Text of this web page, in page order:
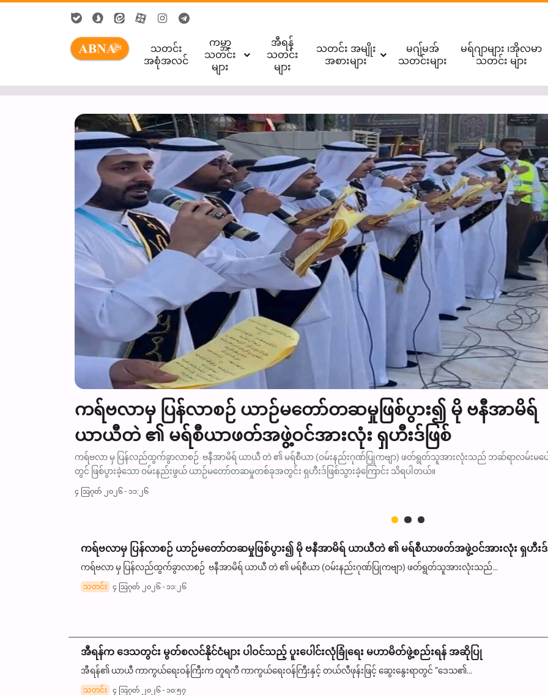
သတင်း
အစုံအလင်
ကမ္ဘာ့
သတင်း
များ
အီရန်
သတင်း
များ
သတင်း အမျိုး
အစားများ
မဂျ်မအ်
သတင်းများ
မရ်ဂျာများ ၊အိုလမာ
သတင်း များ
ကရ်ဗလာမှ ပြန်လာစဉ် ယာဉ်မတော်တဆမှုဖြစ်ပွား၍ မို ဗနီအာမိရ်
ယာယီတဲ ၏ မရ်စီယာဖတ်အဖွဲ့ဝင်အားလုံး ရှဟီးဒ်ဖြစ်
ကရ်ဗလာ မှ ပြန်လည်ထွက်ခွာလာစဉ် ဗနီအာမိရ် ယာယီ တဲ ၏ မရ်စီယာ (ဝမ်းနည်းဂုဏ်ပြုကဗျာ) ဖတ်ရွတ်သူအားလုံးသည် ဘဆ်ရာလမ်းမပေ
တွင် ဖြစ်ပွားခဲ့သော ဝမ်းနည်းဖွယ် ယာဉ်မတော်တဆမှုတစ်ခုအတွင်း ရှဟီးဒ်ဖြစ်သွားခဲ့ကြောင်း သိရပါတယ်။
၄ ဩဂုတ် ၂၀၂၆ - ၁၁:၂၆
ကရ်ဗလာမှ ပြန်လာစဉ် ယာဉ်မတော်တဆမှုဖြစ်ပွား၍ မို ဗနီအာမိရ် ယာယီတဲ ၏ မရ်စီယာဖတ်အဖွဲ့ဝင်အားလုံး ရှဟီးဒ်
ကရ်ဗလာ မှ ပြန်လည်ထွက်ခွာလာစဉ် ဗနီအာမိရ် ယာယီ တဲ ၏ မရ်စီယာ (ဝမ်းနည်းဂုဏ်ပြုကဗျာ) ဖတ်ရွတ်သူအားလုံးသည်…
သတင်း ၄ ဩဂုတ် ၂၀၂၆ - ၁၁:၂၆
အီရန်က ဒေသတွင်း မွတ်စလင်နိုင်ငံများ ပါဝင်သည့် ပူးပေါင်းလုံခြုံရေး မဟာမိတ်ဖွဲ့စည်းရန် အဆိုပြု
အီရန်၏ ယာယီ ကာကွယ်ရေးဝန်ကြီးက တူရကီ ကာကွယ်ရေးဝန်ကြီးနှင့် တယ်လီဖုန်းဖြင့် ဆွေးနွေးရာတွင် “ဒေသ၏…
သတင်း ၄ ဩဂုတ် ၂၀၂၆ - ၁၀:၅၇